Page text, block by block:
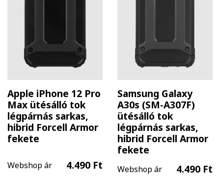
Apple iPhone 12 Pro
Max ütésálló tok
légpárnás sarkas,
hibrid Forcell Armor
fekete
Webshop ár 4.490 Ft
Samsung Galaxy
A30s (SM-A307F)
ütésálló tok
légpárnás sarkas,
hibrid Forcell Armor
fekete
Webshop ár 4.490 Ft